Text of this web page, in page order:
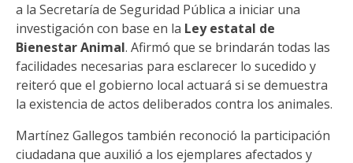
a la Secretaría de Seguridad Pública a iniciar una
investigación con base en la Ley estatal de
Bienestar Animal. Afirmó que se brindarán todas las
facilidades necesarias para esclarecer lo sucedido y
reiteró que el gobierno local actuará si se demuestra
la existencia de actos deliberados contra los animales.
Martínez Gallegos también reconoció la participación
ciudadana que auxilió a los ejemplares afectados y